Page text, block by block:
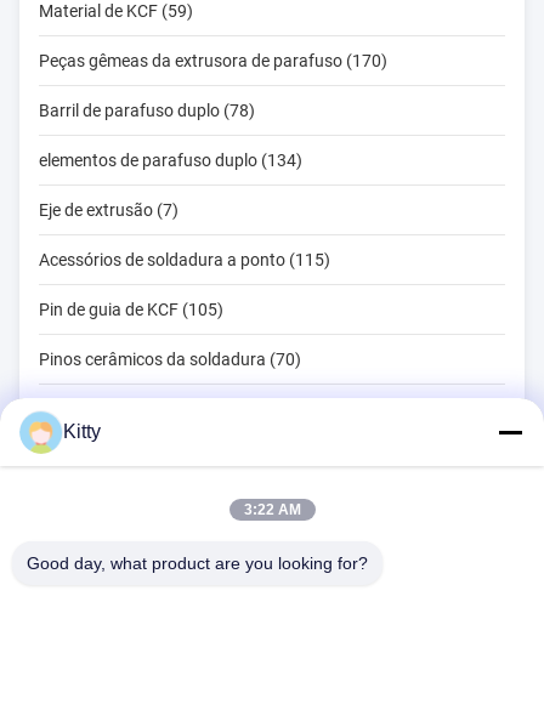
Material de KCF (59)
Peças gêmeas da extrusora de parafuso (170)
Barril de parafuso duplo (78)
elementos de parafuso duplo (134)
Eje de extrusão (7)
Acessórios de soldadura a ponto (115)
Pin de guia de KCF (105)
Pinos cerâmicos da soldadura (70)
Ferramentas de soldadura por ponto (134)
Máquina de soldadura do ponto da resistência (18)
Kitty
3:22 AM
Good day, what product are you looking for?